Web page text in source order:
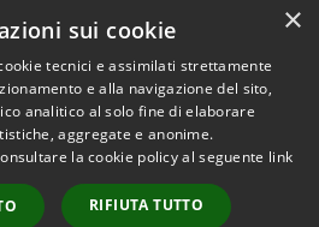
Copyright © 2024 •
Comune di Mazara del
Vallo• Powered
byMunicipium• Redazione
×
sui cookie
tecnici e assimilati strettamente
e alla navigazione del sito,
analitico al solo fine di elaborare
aggregate e anonime.
la cookie policy al seguente link
RIFIUTA TUTTO